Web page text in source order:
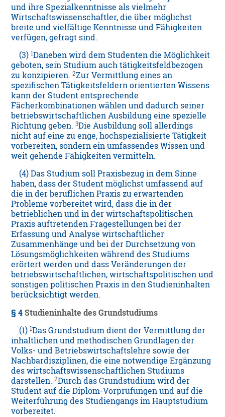
und ihre Spezialkenntnisse als vielmehr
Wirtschaftswissenschaftler, die über möglichst
breite und vielfältige Kenntnisse und Fähigkeiten
verfügen, gefragt sind.
(3)1Daneben wird dem Studenten die Möglichkeit
geboten, sein Studium auch tätigkeitsfeldbezogen
zu konzipieren.2Zur Vermittlung eines an
spezifischen Tätigkeitsfeldern orientierten Wissens
kann der Student entsprechende
Fächerkombinationen wählen und dadurch seiner
betriebswirtschaftlichen Ausbildung eine spezielle
Richtung geben.3Die Ausbildung soll allerdings
nicht auf eine zu enge, hochspezialisierte Tätigkeit
vorbereiten, sondern ein umfassendes Wissen und
weit gehende Fähigkeiten vermitteln.
(4) Das Studium soll Praxisbezug in dem Sinne
haben, dass der Student möglichst umfassend auf
die in der beruflichen Praxis zu erwartenden
Probleme vorbereitet wird, dass die in der
betrieblichen und in der wirtschaftspolitischen
Praxis auftretenden Fragestellungen bei der
Erfassung und Analyse wirtschaftlicher
Zusammenhänge und bei der Durchsetzung von
Lösungsmöglichkeiten während des Studiums
erörtert werden und dass Veränderungen der
betriebswirtschaftlichen, wirtschaftspolitischen und
sonstigen politischen Praxis in den Studieninhalten
berücksichtigt werden.
§ 4 Studieninhalte des Grundstudiums
(1)1Das Grundstudium dient der Vermittlung der
inhaltlichen und methodischen Grundlagen der
Volks- und Betriebswirtschaftslehre sowie der
Nachbardisziplinen, die eine notwendige Ergänzung
des wirtschaftswissenschaftlichen Studiums
darstellen.2Durch das Grundstudium wird der
Student auf die Diplom-Vorprüfungen und auf die
Weiterführung des Studiengangs im Hauptstudium
vorbereitet.